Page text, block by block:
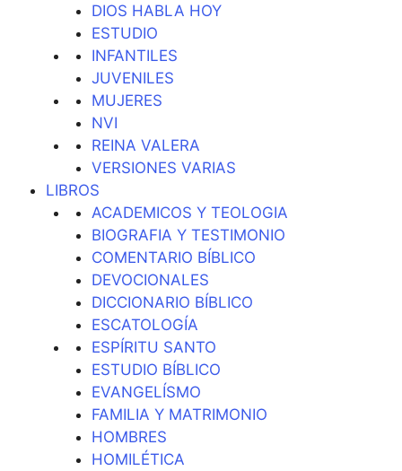
DIOS HABLA HOY
ESTUDIO
INFANTILES
JUVENILES
MUJERES
NVI
REINA VALERA
VERSIONES VARIAS
LIBROS
ACADEMICOS Y TEOLOGIA
BIOGRAFIA Y TESTIMONIO
COMENTARIO BÍBLICO
DEVOCIONALES
DICCIONARIO BÍBLICO
ESCATOLOGÍA
ESPÍRITU SANTO
ESTUDIO BÍBLICO
EVANGELÍSMO
FAMILIA Y MATRIMONIO
HOMBRES
HOMILÉTICA